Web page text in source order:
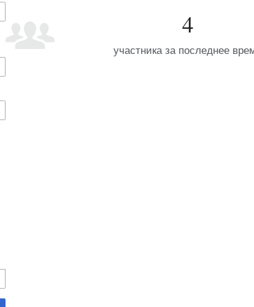
4
участника за последнее